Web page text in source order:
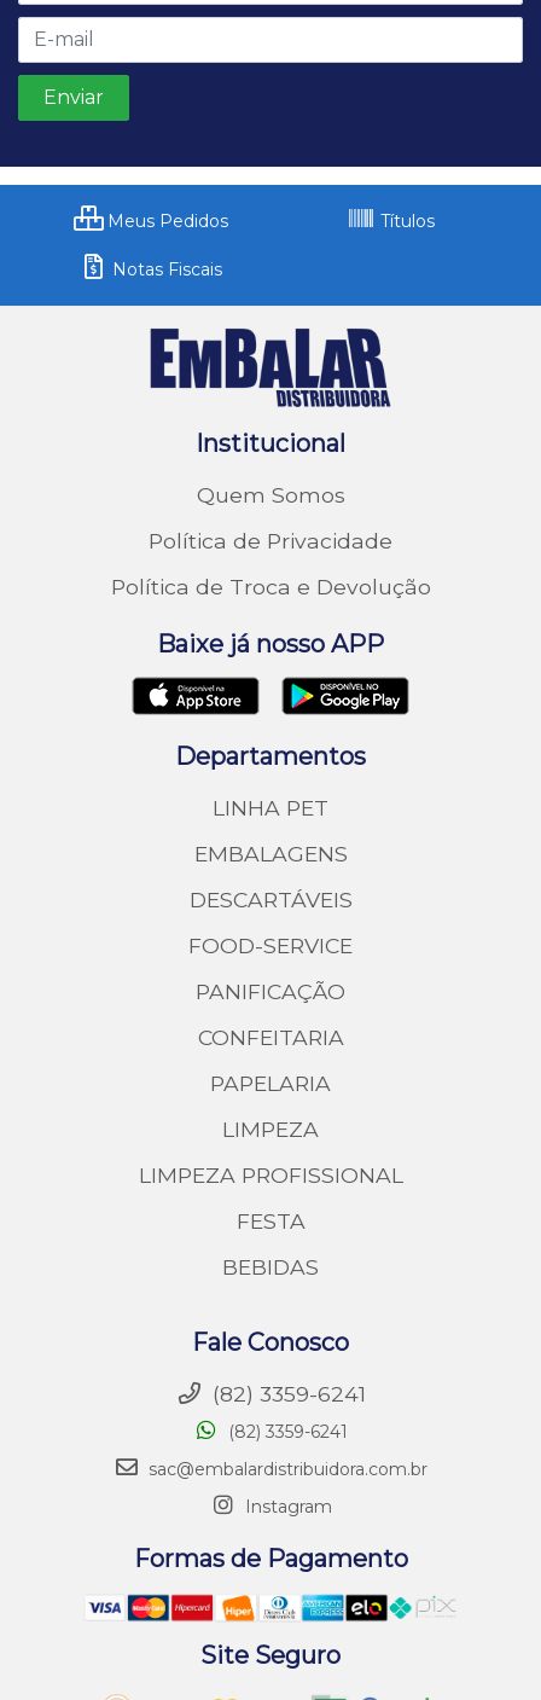
Meus Pedidos Títulos
Notas Fiscais
Institucional
Quem Somos
Política de Privacidade
Política de Troca e Devolução
Baixe já nosso APP
Departamentos
LINHA PET
EMBALAGENS
DESCARTÁVEIS
FOOD-SERVICE
PANIFICAÇÃO
CONFEITARIA
PAPELARIA
LIMPEZA
LIMPEZA PROFISSIONAL
FESTA
BEBIDAS
Fale Conosco
(82) 3359-6241
(82) 3359-6241
sac@embalardistribuidora.com.br
Instagram
Formas de Pagamento
Site Seguro